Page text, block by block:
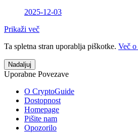
2025-12-03
Prikaži več
Ta spletna stran uporablja piškotke. Več
Nadaljuj
Uporabne Povezave
O CryptoGuide
Dostopnost
Homepage
Pišite nam
Opozorilo